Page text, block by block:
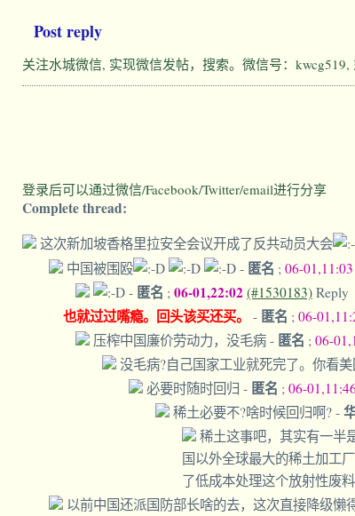
Post reply
关注水城微信, 实现微信发帖，搜索。微信号：kwcg519,
登录后可以通过微信/Facebook/Twitter/email进行分享
Complete thread:
这次新加坡香格里拉安全会议开成了反共动员大会
中国被围殴 - 匿名 ; 06-01,11:03
- 匿名 ; 06-01,22:02 (#1530183) Reply
也就过过嘴瘾。回头该买还买。 - 匿名 ; 06-
压榨中国廉价劳动力，没毛病 - 匿名 ; 06-
没毛病?自己国家工业就死完了。你看
必要时随时回归 - 匿名 ; 06-
稀土必要不?啥时候回归啊? -
稀土这事吧，其实有一半
国以外全球最大的稀土加工
了低成本处理这个放射性废
以前中国还派国防部长啥的去，这次直接降级懒